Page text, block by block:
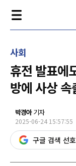
사회
휴전 발표에
방에 사상 속
박경아기자
2025-06-24 15:57:55
구글 검색 선